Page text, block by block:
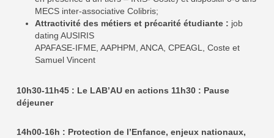
MECS inter-associative Colibris;
Attractivité des métiers et précarité étudiante : job
dating AUSIRIS
APAFASE-IFME, AAPHPM, ANCA, CPEAGL, Coste et
Samuel Vincent
10h30-11h45 : Le LAB’AU en actions 11h30 : Pause
déjeuner
14h00-16h : Protection de l’Enfance, enjeux nationaux,